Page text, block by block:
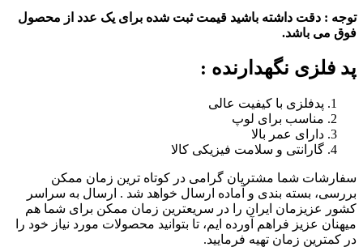
توجه : دقت داشته باشید قیمت ثبت شده برای یک عدد از محصول
فوق می باشد.
پد فلزی نگهدارنده :
پدفلزی با کیفیت عالی
مناسب برای لوپ
دارای عمر بالا
گارانتی و سلامت فیزیکی کالا
سفارشات شما مشتریان گرامی در کوتاه ترین زمان ممکن
بررسی، بسته بندی و آماده ارسال خواهد شد . ارسال به سراسر
کشور عزیزمان ایران را در سریعترین زمان ممکن برای شما هم
میهنان عزیز فراهم آورده ایم، تا بتوانید محصولات مورد نیاز خود را
در کمترین زمان تهیه فرمایید.